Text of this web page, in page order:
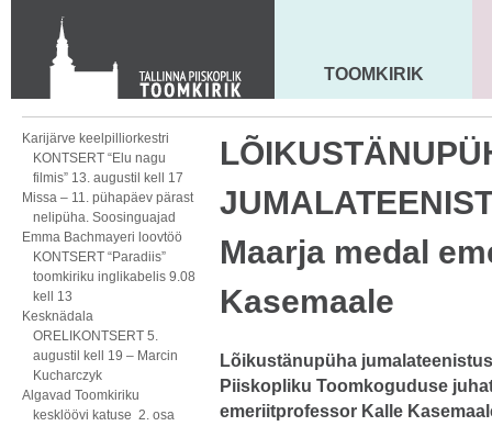
KONTAKT
Toom-Kooli 6, 10130 TALLINN
tallinna.toom@eelk.ee
MAARJA KIRIK
TOOMKIRIK
Karijärve keelpilliorkestri
KONTSERT “Elu nagu
filmis” 13. augustil kell 17
Missa – 11. pühapäev pärast
nelipüha. Soosinguajad
Emma Bachmayeri loovtöö
KONTSERT “Paradiis”
toomkiriku inglikabelis 9.08
kell 13
Kesknädala
ORELIKONTSERT 5.
augustil kell 19 – Marcin
Kucharczyk
Algavad Toomkiriku
kesklöövi katuse 2. osa
Maarja medal
Kasemaale
Lõikustänupüha
Piiskopliku Toomkoguduse
emeriitprofessor Kalle